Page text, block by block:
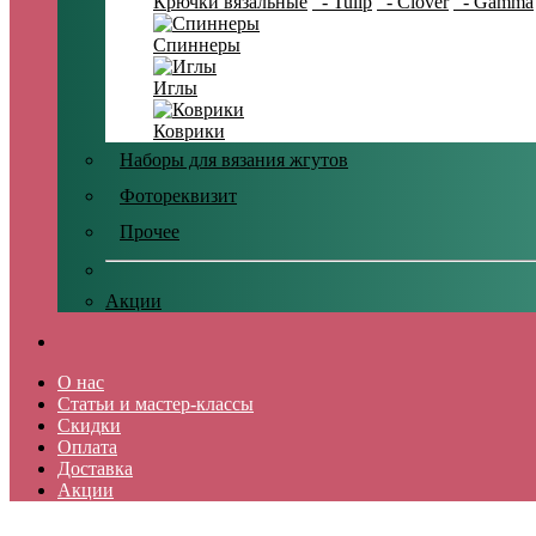
Спиннеры
Иглы
Коврики
Наборы для вязания жгутов
Фотореквизит
Прочее
Акции
О нас
Статьи и мастер-классы
Скидки
Оплата
Доставка
Акции